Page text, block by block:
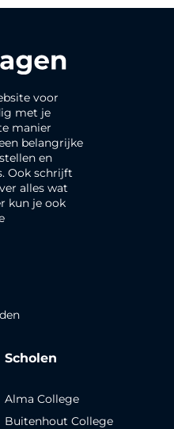
voor
met je
manier
belangrijke
en
Ook schrijft
alles wat
kun je ook
Scholen
Alma College
Buitenhout College